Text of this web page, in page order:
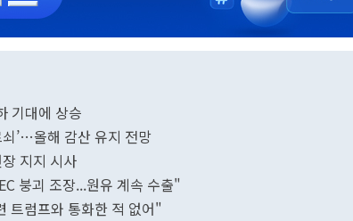
기대에 상승
’…올해 감산 유지 전망
지지 시사
붕괴 조장...원유 계속 수출"
트럼프와 통화한 적 없어"